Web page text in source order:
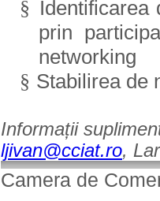
§ Identificarea
prin
networking
§ Stabilirea de
Informații
ljivan@cciat.ro,
Camera de